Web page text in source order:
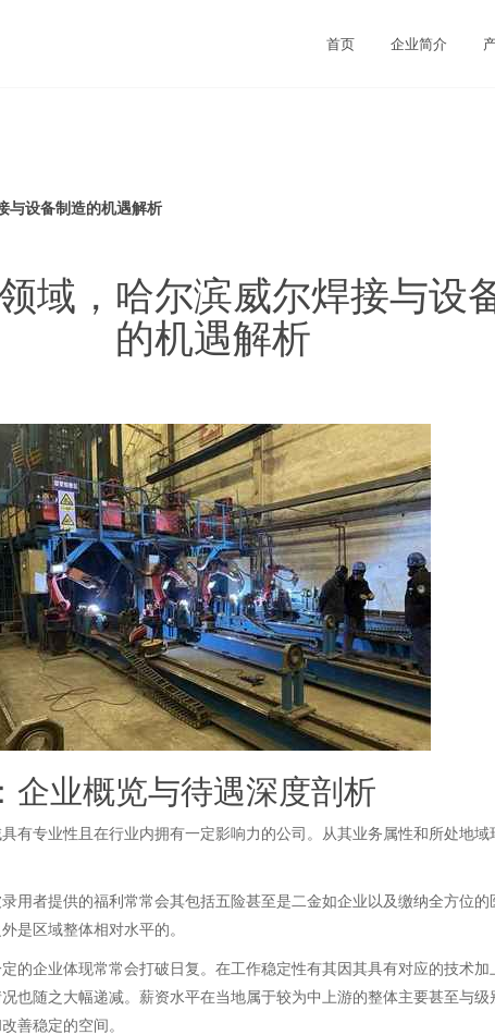
首页 企业简介
与设备制造的机遇解析
域，哈尔滨威尔焊接与设
的机遇解析
企业概览与待遇深度剖析
有专业性且在行业内拥有一定影响力的公司。从其业务属性和所处地
用者提供的福利常常会其包括五险甚至是二金如企业以及缴纳全方位
是区域整体相对水平的。
的企业体现常常会打破日复。在工作稳定性有其因其具有对应的技术
也随之大幅递减。薪资水平在当地属于较为中上游的整体主要甚至与
善稳定的空间。